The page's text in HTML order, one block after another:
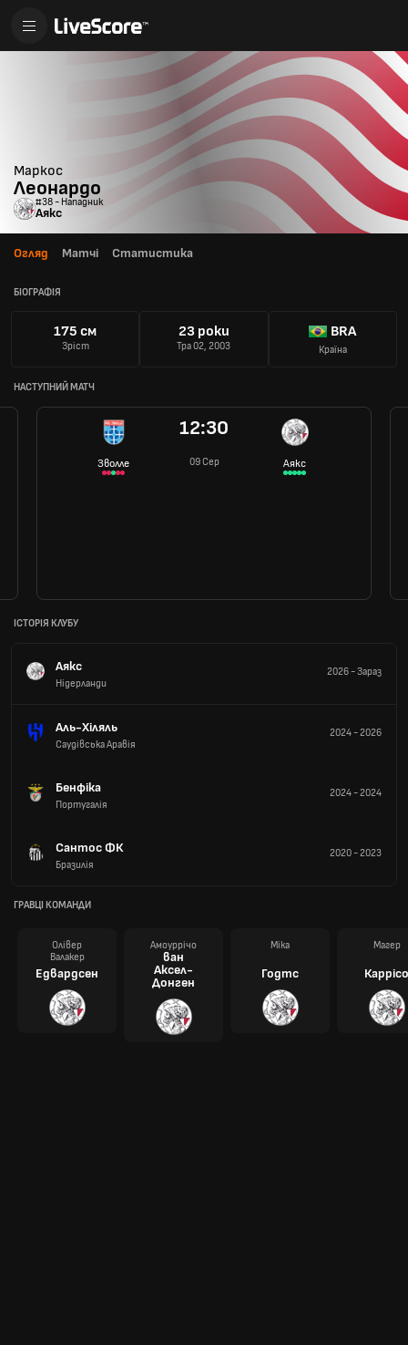
Маркос
Леонардо
#38 - Нападник
Аякс
Огляд Матчі Статистика
БІОГРАФІЯ
175 см
Зріст
23 роки
Тра 02, 2003
BRA
Країна
НАСТУПНИЙ МАТЧ
Зволле
12:30
09 Сер Аякс
ІСТОРІЯ КЛУБУ
Аякс
Нідерланди
2026-Зараз
Аль-Хіляль
Саудівська Аравія
2024-2026
Бенфіка
Португалія
2024-2024
Сантос ФК
Бразилія
2020-2023
ГРАВЦІ КОМАНДИ
Олівер
Валакер
Едвардсен
Амоуррічо
ван
Аксел-
Донген
Міка
Годтс
Магер
Каррісо